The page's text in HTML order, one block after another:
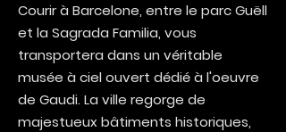
Courir à Barcelone, entre le parc Guëll
et la Sagrada Familia, vous
transportera dans un véritable
musée à ciel ouvert dédié à l'oeuvre
de Gaudi. La ville regorge de
majestueux bâtiments historiques,